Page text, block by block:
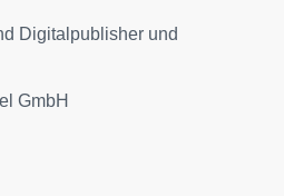
Digitalpublisher und
GmbH